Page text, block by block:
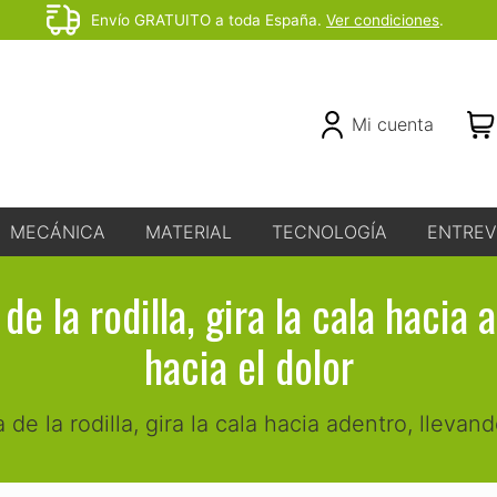
Before
Envío GRATUITO a toda España. Ver condiciones.
Header
RightMi cuenta
MECÁNICA MATERIAL TECNOLOGÍA
la rodilla, gira la cala hacia
hacia el dolor
de la rodilla, gira la cala hacia adentro,